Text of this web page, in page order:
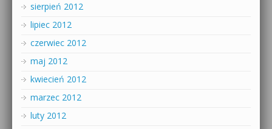
sierpień 2012
lipiec 2012
czerwiec 2012
maj 2012
kwiecień 2012
marzec 2012
luty 2012